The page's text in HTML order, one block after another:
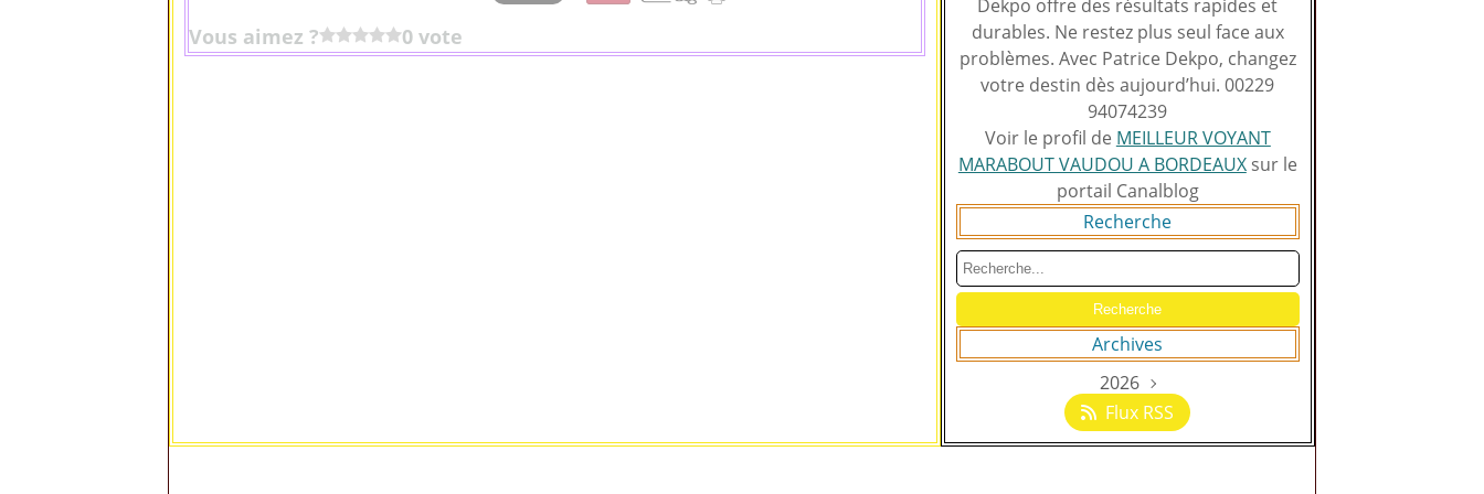
Vous aimez ? 0 vote
Dekpo offre des résultats rapides et
durables. Ne restez plus seul face aux
problèmes. Avec Patrice Dekpo, changez
votre destin dès aujourd’hui. 00229
94074239
Voir le profil de MEILLEUR VOYANT
MARABOUT VAUDOU A BORDEAUXsur le
portail Canalblog
Recherche
Archives
2026
Août(129)
Flux RSS